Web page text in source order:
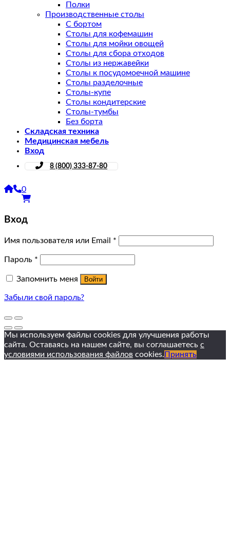
Полки
Производственные столы
С бортом
Столы для кофемашин
Столы для мойки овощей
Столы для сбора отходов
Столы из нержавейки
Столы к посудомоечной машине
Столы разделочные
Столы-купе
Столы кондитерские
Столы-тумбы
Без борта
Складская техника
Медицинская мебель
Вход
8 (800) 333-87-80
0
Вход
Имя пользователя или Email *
Пароль *
Запомнить меня Войти
Забыли свой пароль?
Мы используем файлы cookies для улучшения работы
сайта. Оставаясь на нашем сайте, вы соглашаетесь с
условиями использования файлов cookies.Принять